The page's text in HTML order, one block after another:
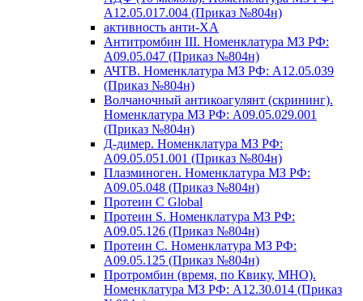
A12.05.017.004 (Приказ №804н)
активность анти-ХА
Антитромбин III. Номенклатура МЗ РФ:
A09.05.047 (Приказ №804н)
АЧТВ. Номенклатура МЗ РФ: A12.05.039
(Приказ №804н)
Волчаночный антикоагулянт (скрининг).
Номенклатура МЗ РФ: A09.05.029.001
(Приказ №804н)
Д-димер. Номенклатура МЗ РФ:
A09.05.051.001 (Приказ №804н)
Плазминоген. Номенклатура МЗ РФ:
A09.05.048 (Приказ №804н)
Протеин C Global
Протеин S. Номенклатура МЗ РФ:
A09.05.126 (Приказ №804н)
Протеин С. Номенклатура МЗ РФ:
A09.05.125 (Приказ №804н)
Протромбин (время, по Квику, МНО).
Номенклатура МЗ РФ: A12.30.014 (Приказ